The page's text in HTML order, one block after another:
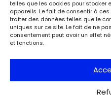
telles que les cookies pour stocker
appareils. Le fait de consentir à
traiter des données telles que le
uniques sur ce site. Le fait de ne
consentement peut avoir un effet
et fonctions.
Il faut aussi inclure,
considérations
de faux, qui existe
Égypte, et leurs
font la fortune des
trompant la
paranormal,
Nazca,